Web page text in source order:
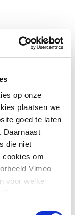
op onze
plaatsen we
goed te laten
Daarnaast
die niet
cookies om
Vimeo
voor welke
dat veel
ontwikkelen.
binnen een
ook de verder
op
hotel en de
komt er in de
bij en